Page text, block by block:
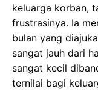
keluarga korban,
frustrasinya. Ia
bulan yang
sangat jauh dari
sangat kecil
ternilai bagi